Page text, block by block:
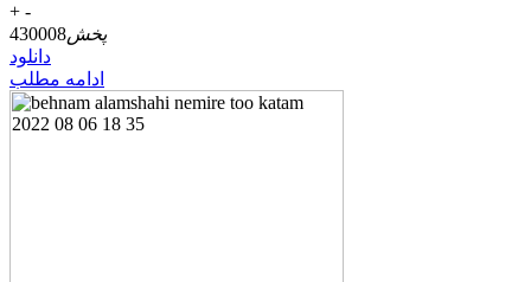
+ -
پخش430008
دانلود
ادامه مطلب